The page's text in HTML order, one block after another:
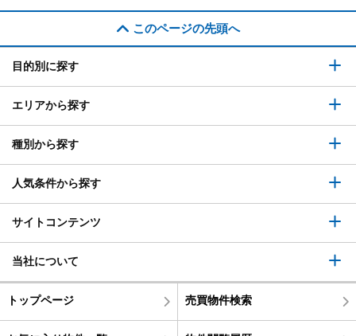
このページの先頭へ
目的別に探す
エリアから探す
種別から探す
人気条件から探す
サイトコンテンツ
当社について
トップページ 売買物件検索